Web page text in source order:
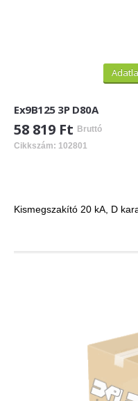
Ex9B125 3P D80A
58 819 Ft Bruttó
Cikkszám: 102801
Kismegszakító 20 kA, D